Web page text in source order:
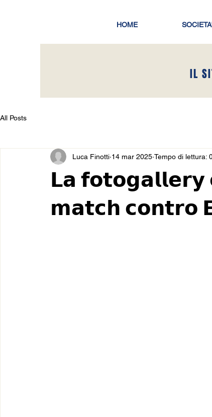
HOME
IL
All Posts
𝗟𝗮
𝗺𝗮𝘁𝗰𝗵 𝗰𝗼𝗻𝘁𝗿𝗼
Luca Finotti 14 mar 2025 Tempo di lettura: